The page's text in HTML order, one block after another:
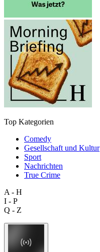
Top Kategorien
Comedy
Gesellschaft und Kultur
Sport
Nachrichten
True Crime
A - H
I - P
Q - Z